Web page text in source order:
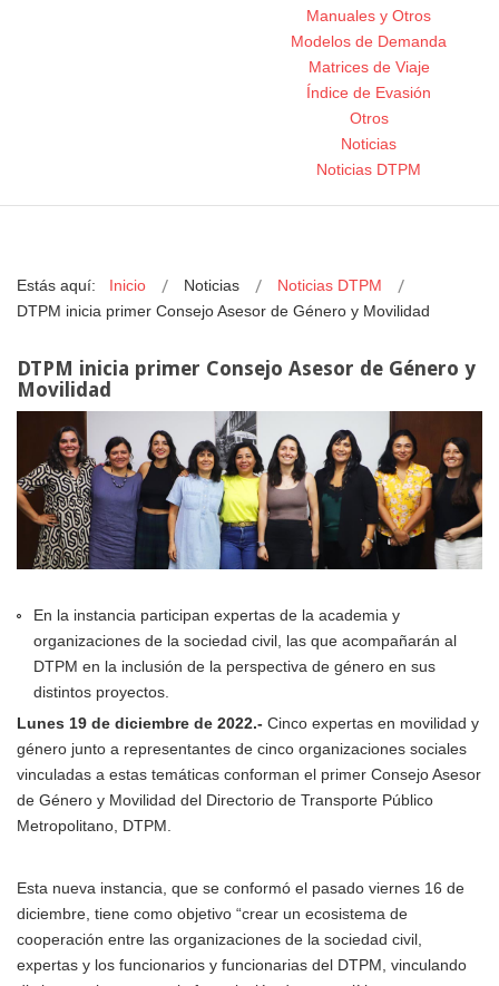
Manuales y Otros
Modelos de Demanda
Matrices de Viaje
Índice de Evasión
Otros
Noticias
Noticias DTPM
Estás aquí: Inicio Noticias
Noticias DTPM
DTPM inicia primer Consejo Asesor de Género y Movilidad
DTPM inicia primer Consejo Asesor de Género y
Movilidad
En la instancia participan expertas de la academia y
organizaciones de la sociedad civil, las que acompañarán al
DTPM en la inclusión de la perspectiva de género en sus
distintos proyectos.
Lunes 19 de diciembre de 2022.- Cinco expertas en movilidad y
género junto a representantes de cinco organizaciones sociales
vinculadas a estas temáticas conforman el primer Consejo Asesor
de Género y Movilidad del Directorio de Transporte Público
Metropolitano, DTPM.
Esta nueva instancia, que se conformó el pasado viernes 16 de
diciembre, tiene como objetivo “crear un ecosistema de
cooperación entre las organizaciones de la sociedad civil,
expertas y los funcionarios y funcionarias del DTPM, vinculando